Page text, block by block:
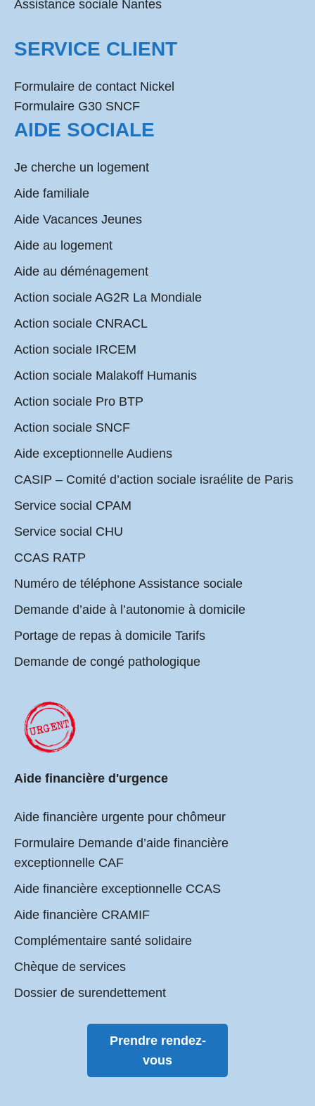
Assistance sociale Nantes
SERVICE CLIENT
Formulaire de contact Nickel
Formulaire G30 SNCF
AIDE SOCIALE
Je cherche un logement
Aide familiale
Aide Vacances Jeunes
Aide au logement
Aide au déménagement
Action sociale AG2R La Mondiale
Action sociale CNRACL
Action sociale IRCEM
Action sociale Malakoff Humanis
Action sociale Pro BTP
Action sociale SNCF
Aide exceptionnelle Audiens
CASIP – Comité d’action sociale israélite de Paris
Service social CPAM
Service social CHU
CCAS RATP
Numéro de téléphone Assistance sociale
Demande d’aide à l’autonomie à domicile
Portage de repas à domicile Tarifs
Demande de congé pathologique
Aide financière d'urgence
Aide financière urgente pour chômeur
Formulaire Demande d’aide financière
exceptionnelle CAF
Aide financière exceptionnelle CCAS
Aide financière CRAMIF
Complémentaire santé solidaire
Chèque de services
Dossier de surendettement
Prendre rendez-
vous